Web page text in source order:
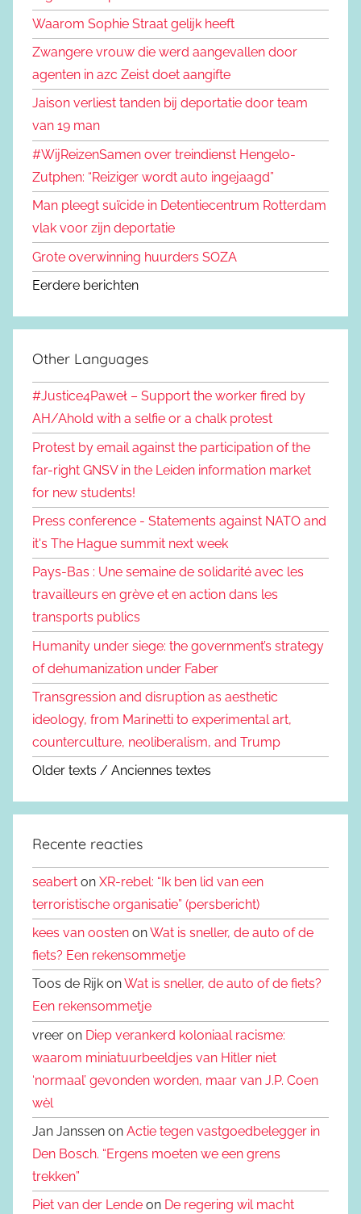
Waarom Sophie Straat gelijk heeft
Zwangere vrouw die werd aangevallen door
agenten in azc Zeist doet aangifte
Jaison verliest tanden bij deportatie door team
van 19 man
#WijReizenSamen over treindienst Hengelo-
Zutphen: “Reiziger wordt auto ingejaagd”
Man pleegt suïcide in Detentiecentrum Rotterdam
vlak voor zijn deportatie
Grote overwinning huurders SOZA
Eerdere berichten
Other Languages
#Justice4Paweł – Support the worker fired by
AH/Ahold with a selfie or a chalk protest
Protest by email against the participation of the
far-right GNSV in the Leiden information market
for new students!
Press conference - Statements against NATO and
it's The Hague summit next week
Pays-Bas : Une semaine de solidarité avec les
travailleurs en grève et en action dans les
transports publics
Humanity under siege: the government’s strategy
of dehumanization under Faber
Transgression and disruption as aesthetic
ideology, from Marinetti to experimental art,
counterculture, neoliberalism, and Trump
Older texts / Anciennes textes
Recente reacties
seabert on XR-rebel: “Ik ben lid van een
terroristische organisatie” (persbericht)
kees van oosten onWat is sneller, de auto of de
fiets? Een rekensommetje
Toos de Rijk onWat is sneller, de auto of de fiets?
Een rekensommetje
vreer on Diep verankerd koloniaal racisme:
waarom miniatuurbeeldjes van Hitler niet
‘normaal’ gevonden worden, maar van J.P. Coen
wèl
Jan Janssen on Actie tegen vastgoedbelegger in
Den Bosch. “Ergens moeten we een grens
trekken”
Piet van der Lende on De regering wil macht